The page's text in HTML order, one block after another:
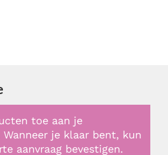
toe aan je
je klaar bent, kun
aanvraag bevestigen.